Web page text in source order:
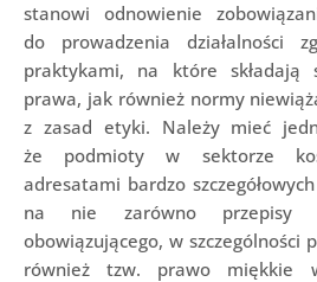
stanowi odnowienie
do prowadzenia działalności
praktykami, na które składają
prawa, jak również normy
z zasad etyki. Należy mieć
że podmioty w sektorze
adresatami bardzo
na nie zarówno przepisy
obowiązującego, w szczególności
również tzw. prawo miękkie